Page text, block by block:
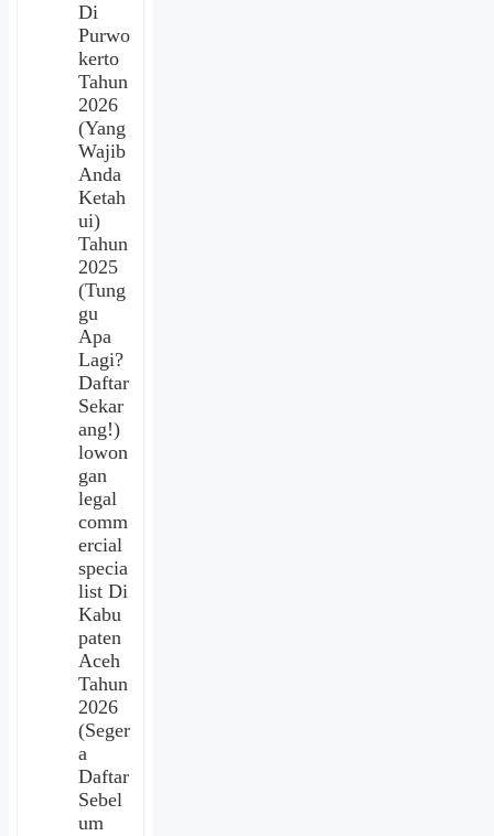
Di
Purwo
kerto
Tahun
2026
(Yang
Wajib
Anda
Ketah
ui)
Tahun
2025
(Tung
gu
Apa
Lagi?
Daftar
Sekar
ang!)
lowon
gan
legal
comm
ercial
specia
list Di
Kabu
paten
Aceh
Tahun
2026
(Seger
a
Daftar
Sebel
um